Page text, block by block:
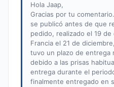
Hola Jaap,
Gracias por tu
se publicó antes de que
pedido, realizado el 19
Francia el 21 de
tuvo un plazo de entrega
debido a las prisas
entrega durante el
finalmente entregado en